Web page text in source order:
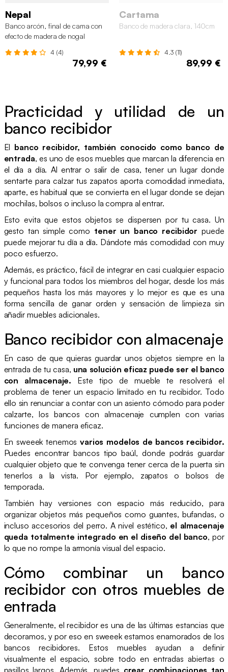
Nepal
Banco arcón, final de cama con
efecto de madera de nogal
4 (4)
79,99 €
Cartama
Banco de madera clara, 140cm
4.3 (11)
89,99 €
Practicidad y utilidad de un
banco recibidor
El banco recibidor, también conocido como banco de
entrada, es uno de esos muebles que marcan la diferencia en
el día a día. Al entrar o salir de casa, tener un lugar donde
sentarte para calzar tus zapatos aporta comodidad inmediata,
aparte, es habitual que se convierta en el lugar donde se dejan
mochilas, bolsos o incluso la compra al entrar.
Esto evita que estos objetos se dispersen por tu casa. Un
gesto tan simple como tener un banco recibidor puede
puede mejorar tu día a día. Dándote más comodidad con muy
poco esfuerzo.
Además, es práctico, fácil de integrar en casi cualquier espacio
y funcional para todos los miembros del hogar, desde los más
pequeños hasta los más mayores y lo mejor es que es una
forma sencilla de ganar orden y sensación de limpieza sin
añadir muebles adicionales.
Banco recibidor con almacenaje
En caso de que quieras guardar unos objetos siempre en la
entrada de tu casa, una solución eficaz puede ser el banco
con almacenaje. Este tipo de mueble te resolverá el
problema de tener un espacio limitado en tu recibidor. Todo
ello sin renunciar a contar con un asiento cómodo para poder
calzarte, los bancos con almacenaje cumplen con varias
funciones de manera eficaz.
En sweeek tenemos varios modelos de bancos recibidor.
Puedes encontrar bancos tipo baúl, donde podrás guardar
cualquier objeto que te convenga tener cerca de la puerta sin
tenerlos a la vista. Por ejemplo, zapatos o bolsos de
temporada.
También hay versiones con espacio más reducido, para
organizar objetos más pequeños como guantes, bufandas, o
incluso accesorios del perro. A nivel estético, el almacenaje
queda totalmente integrado en el diseño del banco, por
lo que no rompe la armonía visual del espacio.
Cómo combinar un banco
recibidor con otros muebles de
entrada
Generalmente, el recibidor es una de las últimas estancias que
decoramos, y por eso en sweeek estamos enamorados de los
bancos recibidores. Estos muebles ayudan a definir
visualmente el espacio, sobre todo en entradas abiertas o
pasillos largos. Además, puedes crear combinaciones tan